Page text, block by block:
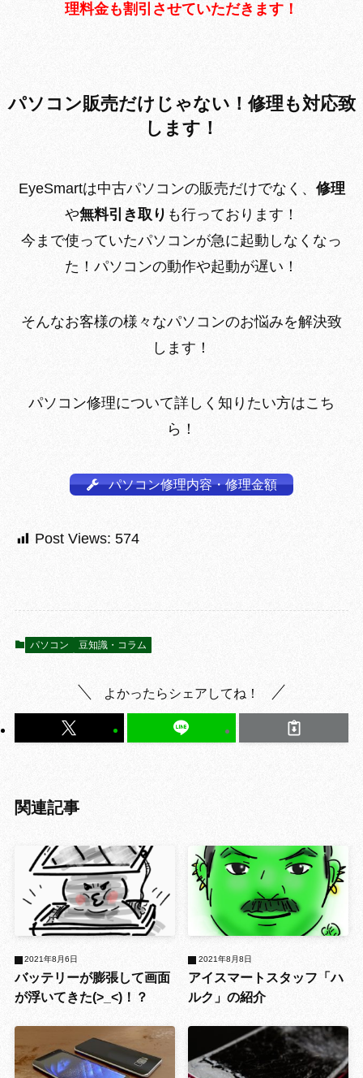
理料金も割引させていただきます！
パソコン販売だけじゃない！修理も対応致
します！
EyeSmartは中古パソコンの販売だけでなく、 修理
や無料引き取り も行っております！
今まで使っていたパソコンが急に起動しなくなっ
た！パソコンの動作や起動が遅い！
そんなお客様の様々なパソコンのお悩みを解決致
します！
パソコン修理について詳しく知りたい方はこち
ら！
パソコン修理内容・修理金額
Post Views: 574
パソコン 豆知識・コラム
よかったらシェアしてね！
関連記事
バッテリーが膨張して画面
が浮いてきた(>_<)！？
2021年8月6日
アイスマートスタッフ「ハ
ルク」の紹介
2021年8月8日